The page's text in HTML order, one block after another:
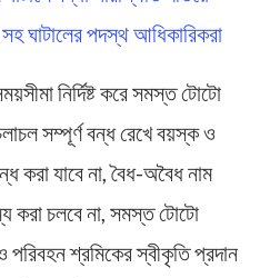
ঘাটালের পদস্থ আধিকারিকরা
নির্দিষ্ট করে সমস্ত টোটো
সম্পূর্ণ বন্ধ রেখে বয়স্ক ও
করা যাবে না, বৈধ-অবৈধ নাম
করা চলবে না, সমস্ত টোটো
পরিবহন শ্রমিকের স্বীকৃতি প্রদান